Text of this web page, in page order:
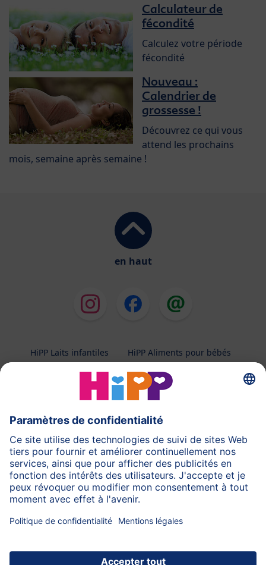
Calculateur de
fécondité
Calculez votre période
fécondité
Nouveau :
Calendrier de
grossesse !
Découvrez ce qui vous
attend les prochains
mois, semaine après semaine !
en haut
HiPP Laits infantiles
HiPP Aliments pour bébés
HiPP Grossesse
Contactez-nous
Transfert sécurisé des données par un cryptage des